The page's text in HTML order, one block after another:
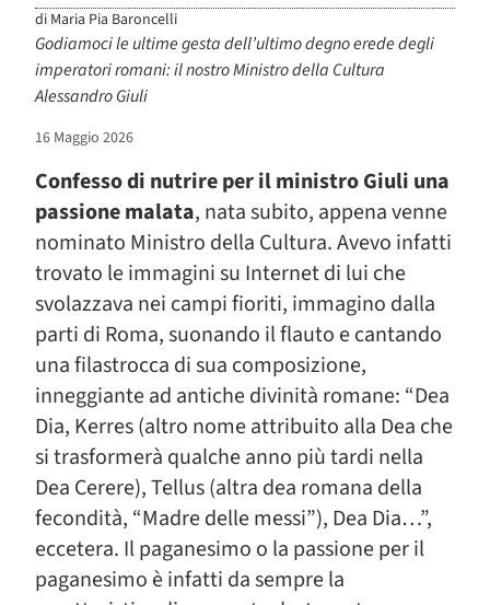
di Maria Pia Baroncelli
Godiamoci le ultime gesta dell’ultimo degno erede degli
imperatori romani: il nostro Ministro della Cultura
Alessandro Giuli
16 Maggio 2026
Confesso di nutrire per il ministro Giuli una
passione malata, nata subito, appena venne
nominato Ministro della Cultura. Avevo infatti
trovato le immagini su Internet di lui che
svolazzava nei campi fioriti, immagino dalla
parti di Roma, suonando il flauto e cantando
una filastrocca di sua composizione,
inneggiante ad antiche divinità romane: “Dea
Dia, Kerres (altro nome attribuito alla Dea che
si trasformerà qualche anno più tardi nella
Dea Cerere), Tellus (altra dea romana della
fecondità, “Madre delle messi”), Dea Dia…”,
eccetera. Il paganesimo o la passione per il
paganesimo è infatti da sempre la